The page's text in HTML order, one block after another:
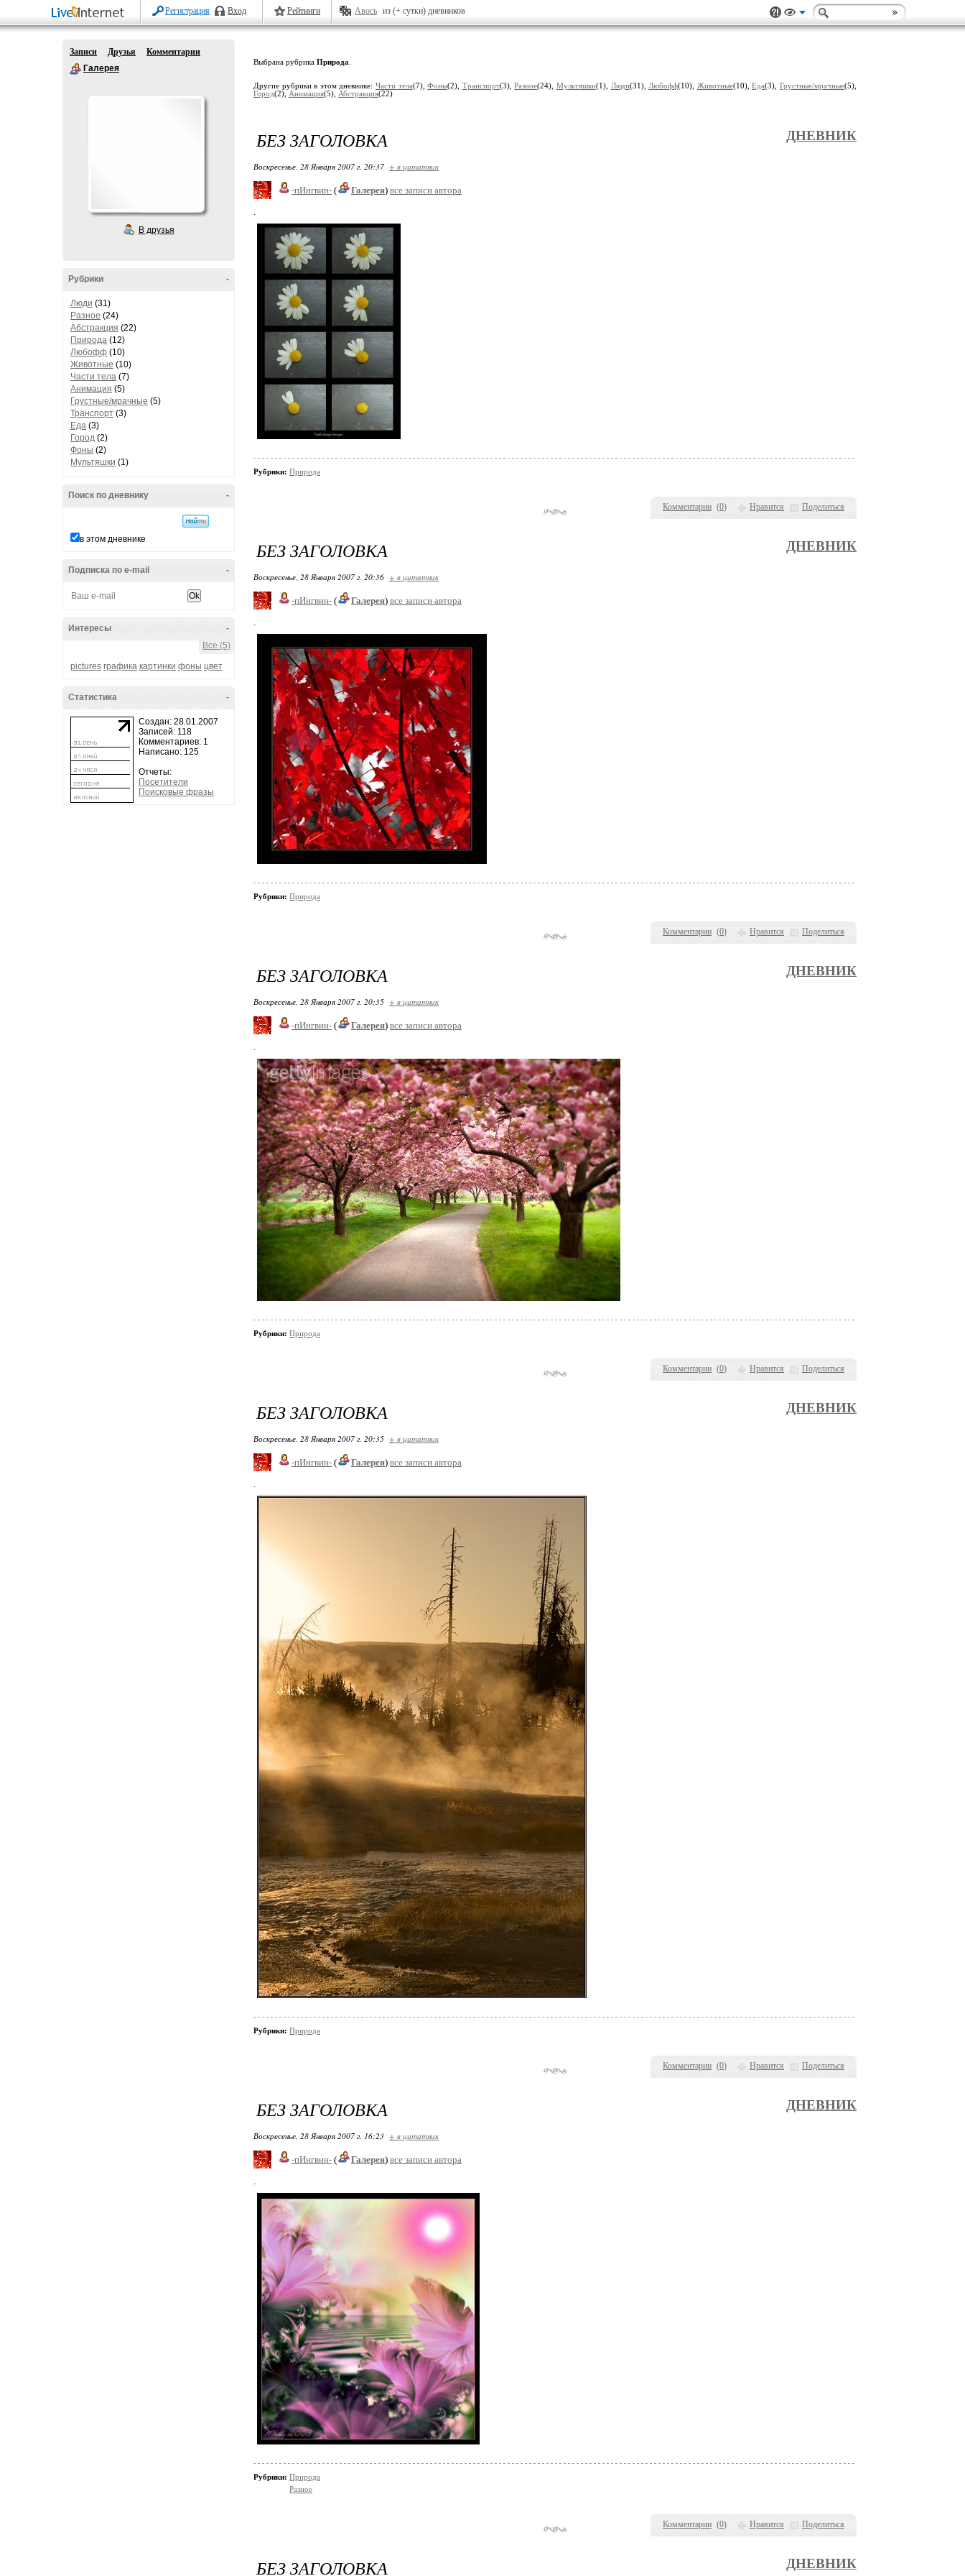
Регистрация Вход Рейтинги Авось из (+ сутки) дневников
Записи Друзья
Комментарии
Галерея
В друзья
-
Рубрики
Люди (31)
Разное (24)
Абстракция (22)
Природа (12)
Любофф (10)
Животные (10)
Части тела (7)
Анимация (5)
Грустные/мрачные (5)
Транспорт (3)
Еда (3)
Город (2)
Фоны (2)
Мультяшки (1)
-
Поиск по дневнику
в этом дневнике
-
Подписка по e-mail
-
Интересы
Все (5)
pictures графика картинки фоны цвет
-
Статистика
Создан: 28.01.2007
Записей: 118
Комментариев: 1
Написано: 125
Отчеты:
Посетители
Поисковые фразы
Выбрана рубрика Природа
Другие рубрики в этом дневнике: Части тела(7),Фоны(2), Транспорт(3),Разное(24),Мультяшки(1), Люди(31), Любофф(10), Животные(10),Еда(3),Грустные/мрачные(5),
Город(2), Анимация(5), Абстракция(22)
Комментарии (0) Нравится Поделиться
БЕЗ ЗАГОЛОВКА ДНЕВНИК
Воскресенье, 28 Января 2007 г. 20:37 + в цитатник
-пИнгвин- ( Галерея) все записи автора
.
Рубрики: Природа
Комментарии (0) Нравится Поделиться
БЕЗ ЗАГОЛОВКА ДНЕВНИК
Воскресенье, 28 Января 2007 г. 20:36 + в цитатник
-пИнгвин- ( Галерея) все записи автора
.
Рубрики: Природа
Комментарии (0) Нравится Поделиться
БЕЗ ЗАГОЛОВКА ДНЕВНИК
Воскресенье, 28 Января 2007 г. 20:35 + в цитатник
-пИнгвин- ( Галерея) все записи автора
.
Рубрики: Природа
Комментарии (0) Нравится Поделиться
БЕЗ ЗАГОЛОВКА ДНЕВНИК
Воскресенье, 28 Января 2007 г. 20:35 + в цитатник
-пИнгвин- ( Галерея) все записи автора
.
Рубрики: Природа
Комментарии (0) Нравится Поделиться
БЕЗ ЗАГОЛОВКА ДНЕВНИК
Воскресенье, 28 Января 2007 г. 16:23 + в цитатник
-пИнгвин- ( Галерея) все записи автора
.
Рубрики: Природа
Разное
БЕЗ ЗАГОЛОВКА ДНЕВНИК